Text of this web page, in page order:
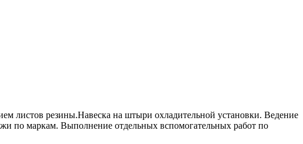
листов резины.Навеска на штыри охладительной установки. Ведение
по маркам. Выполнение отдельных вспомогательных работ по